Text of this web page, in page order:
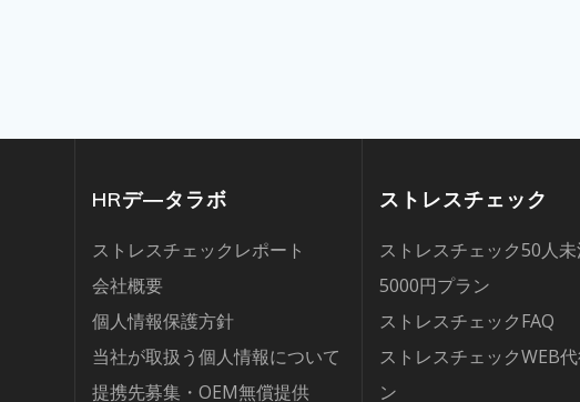
HRデ―タラボ
ストレスチェックレポート
会社概要
個人情報保護方針
当社が取扱う個人情報について
提携先募集・OEM無償提供
ストレスチェック
ストレスチェック50人未
5000円プラン
ストレスチェックFAQ
ストレスチェックWEB
ン